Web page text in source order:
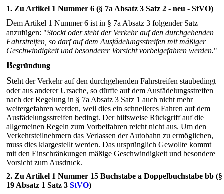
1. Zu Artikel 1 Nummer 6 (§ 7a Absatz 3 Satz 2 - neu -StVO)
Dem Artikel 1 Nummer 6 ist in § 7a Absatz 3 folgender Satz
anzufügen: "Stockt oder steht der Verkehr auf den durchgehenden
Fahrstreifen, so darf auf dem Ausfädelungsstreifen mit mäßiger
Geschwindigkeit und besonderer Vorsicht vorbeigefahren werden."
Begründung
Steht der Verkehr auf den durchgehenden Fahrstreifen staubedingt
oder aus anderer Ursache, so dürfte auf dem Ausfädelungsstreifen
nach der Regelung in § 7a Absatz 3 Satz 1 auch nicht mehr
weitergefahren werden, weil dies ein schnelleres Fahren auf dem
Ausfädelungsstreifen bedingt. Der hilfsweise Rückgriff auf die
allgemeinen Regeln zum Vorbeifahren reicht nicht aus. Um den
Verkehrsteilnehmern das Verlassen der Autobahn zu ermöglichen,
muss dies klargestellt werden. Das ursprünglich Gewollte kommt
mit den Einschränkungen mäßige Geschwindigkeit und besondere
Vorsicht zum Ausdruck.
2. Zu Artikel 1 Nummer 15 Buchstabe a Doppelbuchstabe bb (§
19 Absatz 1 Satz 3StVO)